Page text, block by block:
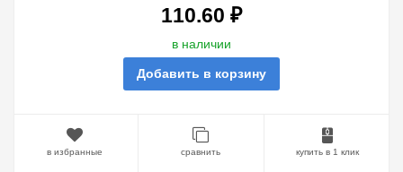
110.60 ₽
в наличии
Добавить в корзину
в избранные сравнить купить в 1 клик